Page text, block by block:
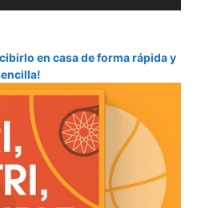
en casa de forma rápida y